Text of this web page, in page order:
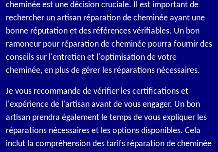
cheminée est une décision cruciale. Il est important de
rechercher un artisan réparation de cheminée ayant une
bonne réputation et des références vérifiables. Un bon
ramoneur pour réparation de cheminée pourra fournir des
conseils sur l'entretien et l'optimisation de votre
cheminée, en plus de gérer les réparations nécessaires.
Je vous recommande de vérifier les certifications et
l'expérience de l'artisan avant de vous engager. Un bon
artisan prendra également le temps de vous expliquer les
réparations nécessaires et les options disponibles. Cela
inclut la compréhension des tarifs réparation de cheminée